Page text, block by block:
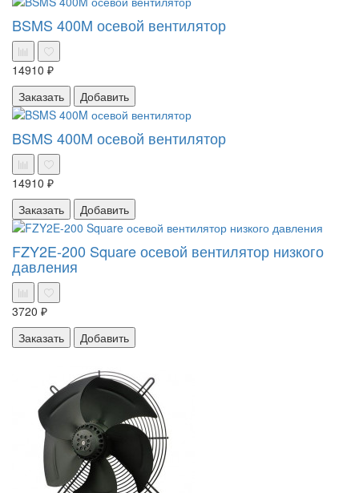
BSMS 400M осевой вентилятор
14910 ₽
Заказать
Добавить
BSMS 400M осевой вентилятор
14910 ₽
Заказать
Добавить
FZY2E-200 Square осевой вентилятор низкого
давления
3720 ₽
Заказать
Добавить